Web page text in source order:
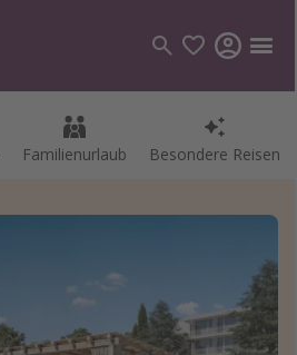
Familienurlaub Besondere Reisen